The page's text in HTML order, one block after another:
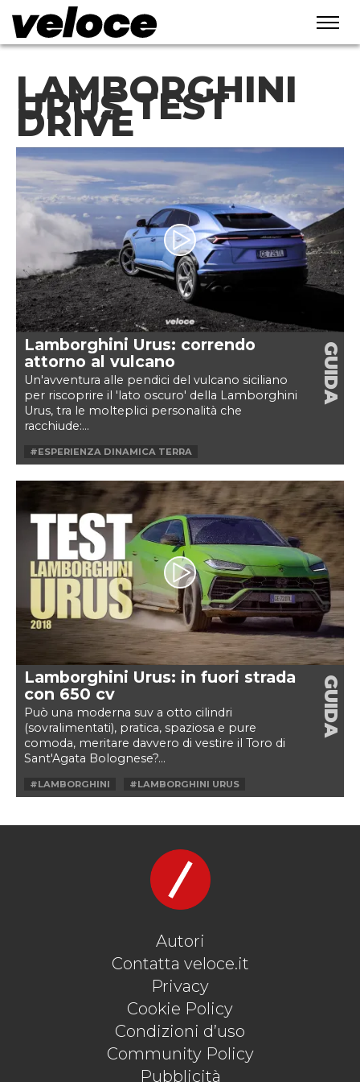
LAMBORGHINI
URUS TEST
DRIVE
Lamborghini Urus: correndo
attorno al vulcano
Un'avventura alle pendici del vulcano siciliano
per riscoprire il 'lato oscuro' della Lamborghini
Urus, tra le molteplici personalità che
racchiude:...
GUIDA
#ESPERIENZA DINAMICA TERRA
#FUORISTRADA
#LAMBORGHINI URUS
#LAMBORGHINI URUS IN FUORI STRADA
#LAMBORGHINI URUS OFFROAD
#LAMBORGHINI URUS TEST
#LAMBORGHINI URUS TEST DRIVE
#OFF ROAD
#SUV
Lamborghini Urus: in fuori strada
con 650 cv
Può una moderna suv a otto cilindri
(sovralimentati), pratica, spaziosa e pure
comoda, meritare davvero di vestire il Toro di
Sant'Agata Bolognese?...
GUIDA
#LAMBORGHINI
#LAMBORGHINI URUS
#LAMBORGHINI URUS RECENSIONE
#LAMBORGHINI URUS TEST
#LAMBORGHINI URUS TEST DRIVE
Autori
Contatta veloce.it
Privacy
Cookie Policy
Condizioni d’uso
Community Policy
Pubblicità